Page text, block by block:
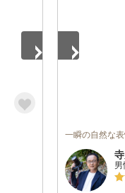
一瞬の自然な